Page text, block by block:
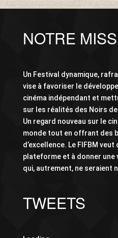
NOTRE
Un Festival dynamique,
vise à favoriser le
cinéma indépendant et
sur les réalités des Noirs
Un regard nouveau sur le
monde tout en offrant des
d’excellence. Le FIFBM
plateforme et à donner une
qui, autrement, ne seraient
TWEETS